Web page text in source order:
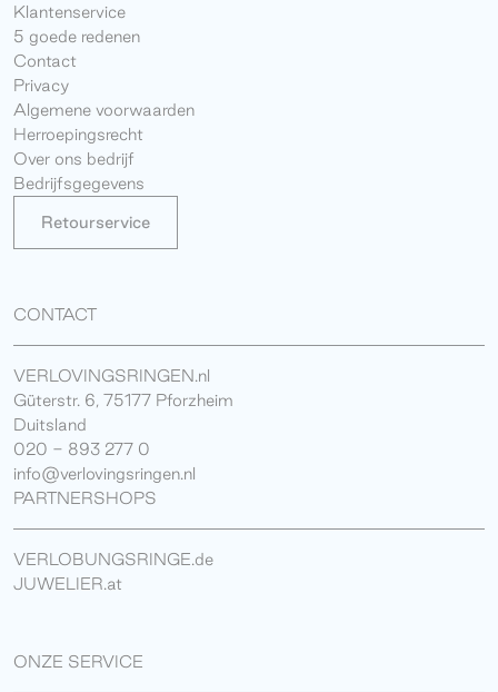
Klantenservice
5 goede redenen
Contact
Privacy
Algemene voorwaarden
Herroepingsrecht
Over ons bedrijf
Bedrijfsgegevens
Retourservice
CONTACT
VERLOVINGSRINGEN.nl
Güterstr. 6, 75177 Pforzheim
Duitsland
020 - 893 277 0
info@verlovingsringen.nl
PARTNERSHOPS
VERLOBUNGSRINGE.de
JUWELIER.at
ONZE SERVICE